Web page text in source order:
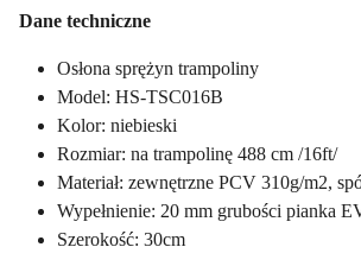
Dane techniczne
Osłona sprężyn trampoliny
Model: HS-TSC016B
Kolor: niebieski
Rozmiar: na trampolinę 488 cm /16ft/
Materiał: zewnętrzne PCV 310g/m2,
Wypełnienie: 20 mm grubości pianka
Szerokość: 30cm